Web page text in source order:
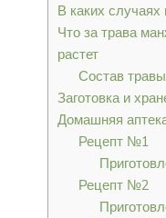
В каких случаях
Что за трава
растет
Состав
Заготовка и
Домашняя
Рецепт №1
Рецепт №2